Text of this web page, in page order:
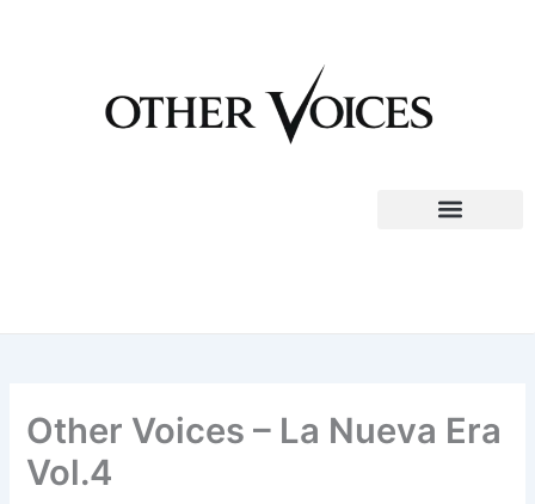
Other Voices – La Nueva Era
Vol.4